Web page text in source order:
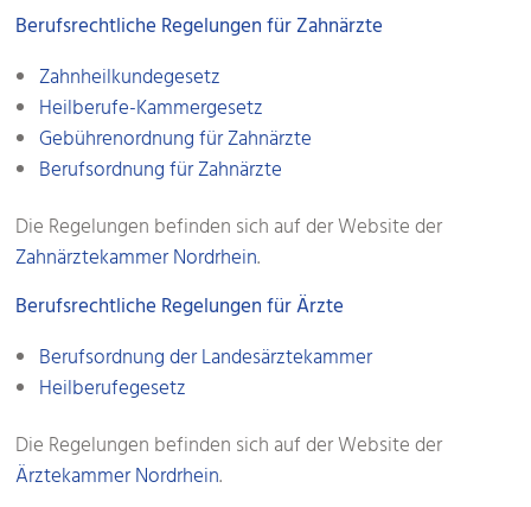
Berufsrechtliche Regelungen für Zahnärzte
Zahnheilkundegesetz
Heilberufe-Kammergesetz
Gebührenordnung für Zahnärzte
Berufsordnung für Zahnärzte
Die Regelungen befinden sich auf der Website der
Zahnärztekammer Nordrhein.
Berufsrechtliche Regelungen für Ärzte
Berufsordnung der Landesärztekammer
Heilberufegesetz
Die Regelungen befinden sich auf der Website der
Ärztekammer Nordrhein.